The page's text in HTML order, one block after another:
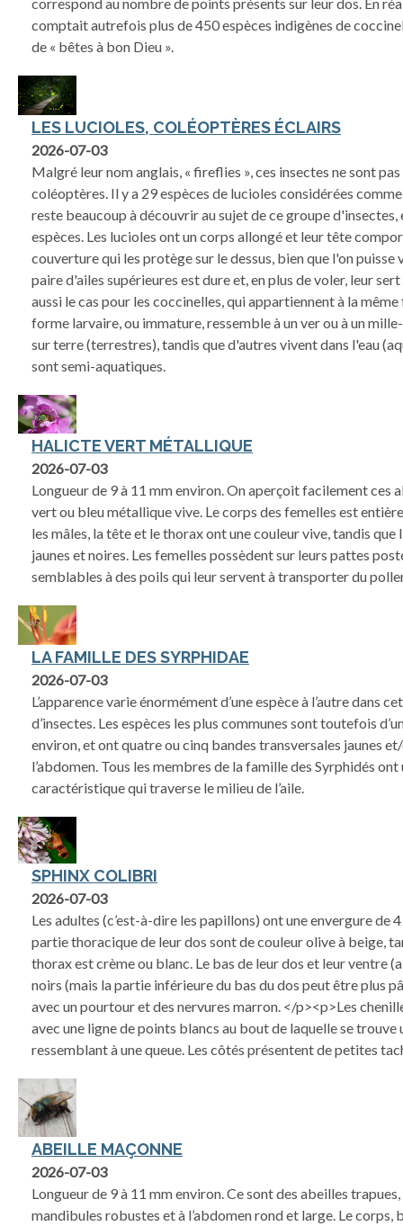
correspond au nombre de points présents sur leur dos. En
comptait autrefois plus de 450 espèces indigènes de
de « bêtes à bon Dieu ».
LES LUCIOLES, COLÉOPTÈRES ÉCLAIRS
2026-07-03
Malgré leur nom anglais, « fireflies », ces insectes ne sont
coléoptères. Il y a 29 espèces de lucioles considérées
reste beaucoup à découvrir au sujet de ce groupe
espèces. Les lucioles ont un corps allongé et leur tête
couverture qui les protège sur le dessus, bien que l'on puisse
paire d'ailes supérieures est dure et, en plus de voler, leur
aussi le cas pour les coccinelles, qui appartiennent à la
forme larvaire, ou immature, ressemble à un ver ou à un
sur terre (terrestres), tandis que d'autres vivent dans l'eau
sont semi-aquatiques.
HALICTE VERT MÉTALLIQUE
2026-07-03
Longueur de 9 à 11 mm environ. On aperçoit facilement ces
vert ou bleu métallique vive. Le corps des femelles est
les mâles, la tête et le thorax ont une couleur vive, tandis que
jaunes et noires. Les femelles possèdent sur leurs pattes
semblables à des poils qui leur servent à transporter du
LA FAMILLE DES SYRPHIDAE
2026-07-03
L’apparence varie énormément d’une espèce à l’autre dans
d’insectes. Les espèces les plus communes sont toutefois
environ, et ont quatre ou cinq bandes transversales jaunes
l’abdomen. Tous les membres de la famille des Syrphidés
caractéristique qui traverse le milieu de l’aile.
SPHINX COLIBRI
2026-07-03
Les adultes (c’est-à-dire les papillons) ont une envergure de
partie thoracique de leur dos sont de couleur olive à beige,
thorax est crème ou blanc. Le bas de leur dos et leur ventre
noirs (mais la partie inférieure du bas du dos peut être plus
avec un pourtour et des nervures marron. </p><p>Les
avec une ligne de points blancs au bout de laquelle se
ressemblant à une queue. Les côtés présentent de petites
ABEILLE MAÇONNE
2026-07-03
Longueur de 9 à 11 mm environ. Ce sont des abeilles
mandibules robustes et à l’abdomen rond et large. Le